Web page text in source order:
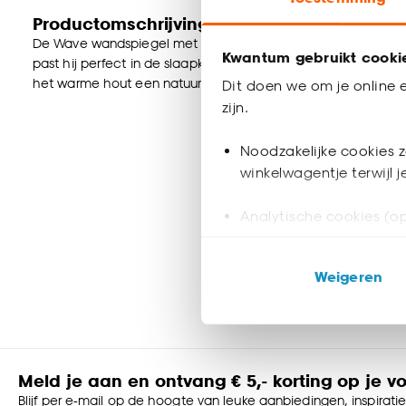
Kwantum gebruikt
Dit doen we om je online
zijn.
Noodzakelijke cookies
winkelwagentje terwijl
Analytische cookies
ook buiten de
Klik op ‘Ja, alles
Weigeren
Productomschrijving
De Wave wandspiegel met houten frame brengt een
past hij perfect in de slaapkamer, keuken of hal. Het
het warme hout een natuurlijke touch toevoegt. Een
Meld je aan en ontvang € 5,- korting op je
Blijf per e-mail op de hoogte van leuke aanbiedingen,